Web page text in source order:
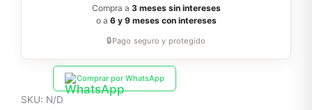
Compra a 3 meses sin intereses
o a 6 y 9 meses con intereses
🔒Pago seguro y protegido
Comprar por WhatsApp
SKU: N/D